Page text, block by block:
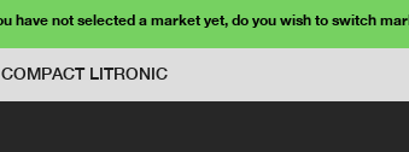
have not selected a market yet, do you wish to switch
LITRONIC